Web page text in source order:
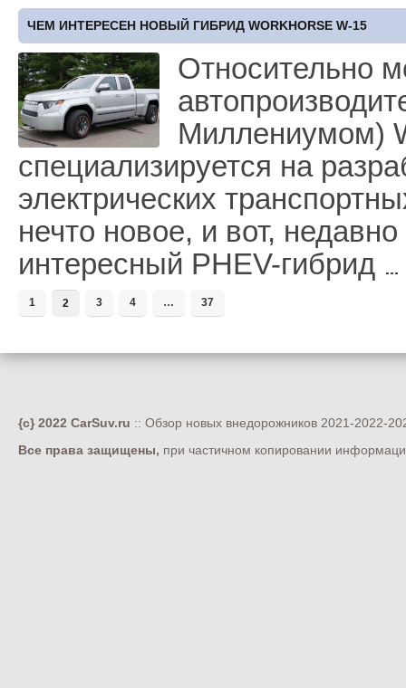
ЧЕМ ИНТЕРЕСЕН НОВЫЙ ГИБРИД WORKHORSE W-15
Относительно
Миллениумом)
специализируется на
электрических
нечто новое, и вот,
интересный PHEV-гибрид
1 2 3 4 … 37
{c} 2022 CarSuv.ru :: Обзор новых внедорожников 2021-2022-
Все права защищены, при частичном копировании